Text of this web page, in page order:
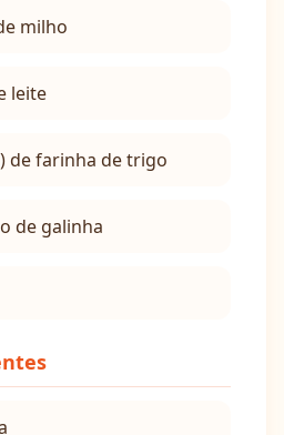
milho
leite
de farinha de trigo
de galinha